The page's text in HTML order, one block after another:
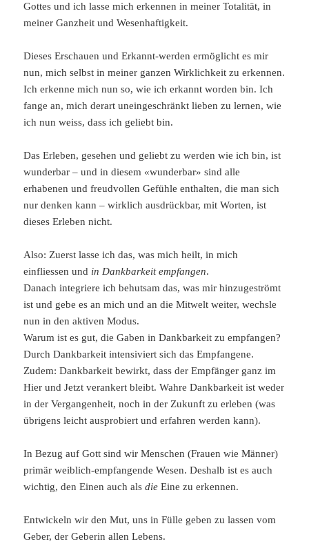
Gottes und ich lasse mich erkennen in meiner Totalität, in
meiner Ganzheit und Wesenhaftigkeit.
Dieses Erschauen und Erkannt-werden ermöglicht es mir
nun, mich selbst in meiner ganzen Wirklichkeit zu erkennen.
Ich erkenne mich nun so, wie ich erkannt worden bin. Ich
fange an, mich derart uneingeschränkt lieben zu lernen, wie
ich nun weiss, dass ich geliebt bin.
Das Erleben, gesehen und geliebt zu werden wie ich bin, ist
wunderbar – und in diesem «wunderbar» sind alle
erhabenen und freudvollen Gefühle enthalten, die man sich
nur denken kann – wirklich ausdrückbar, mit Worten, ist
dieses Erleben nicht.
Also: Zuerst lasse ich das, was mich heilt, in mich
einfliessen und in Dankbarkeit empfangen.
Danach integriere ich behutsam das, was mir hinzugeströmt
ist und gebe es an mich und an die Mitwelt weiter, wechsle
nun in den aktiven Modus.
Warum ist es gut, die Gaben in Dankbarkeit zu empfangen?
Durch Dankbarkeit intensiviert sich das Empfangene.
Zudem: Dankbarkeit bewirkt, dass der Empfänger ganz im
Hier und Jetzt verankert bleibt. Wahre Dankbarkeit ist weder
in der Vergangenheit, noch in der Zukunft zu erleben (was
übrigens leicht ausprobiert und erfahren werden kann).
In Bezug auf Gott sind wir Menschen (Frauen wie Männer)
primär weiblich-empfangende Wesen. Deshalb ist es auch
wichtig, den Einen auch alsdie Eine zu erkennen.
Entwickeln wir den Mut, uns in Fülle geben zu lassen vom
Geber, der Geberin allen Lebens.